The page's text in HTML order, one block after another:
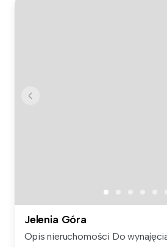
Jelenia Góra
Opis nieruchomości Do